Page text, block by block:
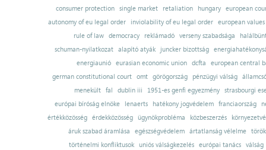
consumer protection
single market retaliation hungary
european
autonomy of eu legal order
inviolability of eu legal order
european values
rule of law
democracy reklámadó verseny szabadsága
schuman-nyilatkozat alapító atyák juncker bizottság
energiaunió eurasian economic union dcfta
european central
german constitutional court
omt görögország pénzügyi válság
menekült
fal dublin iii 1951-es genfi egyezmény
strasbourgi
európai bíróság elnöke
lenaerts hatékony jogvédelem franciaország
értékközösség
érdekközösség ügynökprobléma közbeszerzés
áruk szabad áramlása
egészségvédelem ártatlanság vélelme
történelmi konfliktusok uniós válságkezelés európai tanács válság